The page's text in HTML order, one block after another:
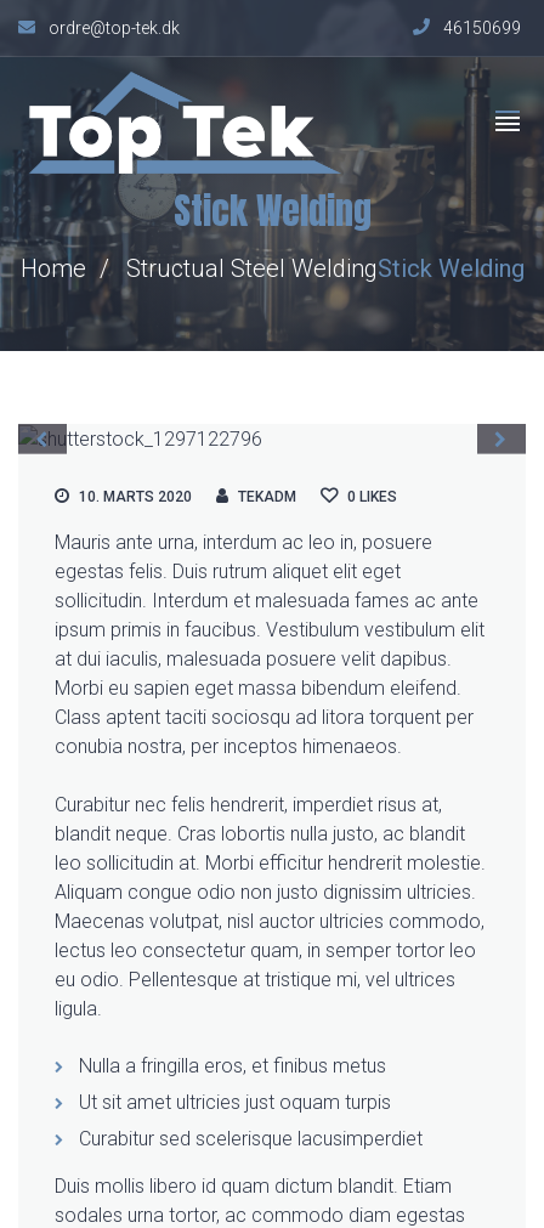
ordre@top-tek.dk 46150699
Stick Welding
Home Structual Steel WeldingStickWelding
10. MARTS 2020 TEKADM 0 LIKES
Mauris ante urna, interdum ac leo in, posuere
egestas felis. Duis rutrum aliquet elit eget
sollicitudin. Interdum et malesuada fames ac ante
ipsum primis in faucibus. Vestibulum vestibulum elit
at dui iaculis, malesuada posuere velit dapibus.
Morbi eu sapien eget massa bibendum eleifend.
Class aptent taciti sociosqu ad litora torquent per
conubia nostra, per inceptos himenaeos.
Curabitur nec felis hendrerit, imperdiet risus at,
blandit neque. Cras lobortis nulla justo, ac blandit
leo sollicitudin at. Morbi efficitur hendrerit molestie.
Aliquam congue odio non justo dignissim ultricies.
Maecenas volutpat, nisl auctor ultricies commodo,
lectus leo consectetur quam, in semper tortor leo
eu odio. Pellentesque at tristique mi, vel ultrices
ligula.
Nulla a fringilla eros, et finibus metus
Ut sit amet ultricies just oquam turpis
Curabitur sed scelerisque lacusimperdiet
Duis mollis libero id quam dictum blandit. Etiam
sodales urna tortor, ac commodo diam egestas